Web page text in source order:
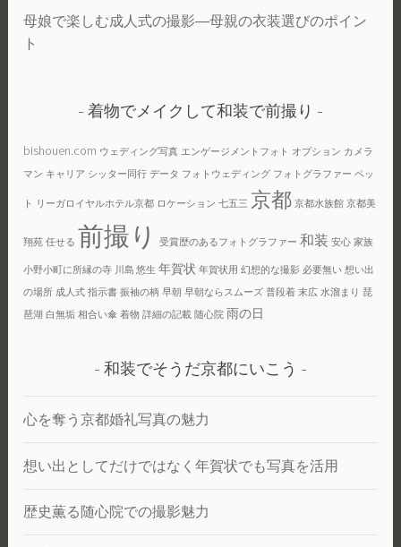
母娘で楽しむ成人式の撮影―母親の衣装選びのポイン
ト
着物でメイクして和装で前撮り
bishouen.com ウェディング写真 エンゲージメントフォト オプション カメラ
マン キャリア シッター同行 データ フォトウェディング フォトグラファー ペッ
ト リーガロイヤルホテル京都 ロケーション 七五三 京都 京都水族館 京都美
翔苑 任せる 前撮り 受賞歴のあるフォトグラファー 和装 安心 家族
小野小町に所縁の寺 川島 悠生 年賀状 年賀状用 幻想的な撮影 必要無い 想い出
の場所 成人式 指示書 振袖の柄 早朝 早朝ならスムーズ 普段着 末広 水溜まり 琵
琶湖 白無垢 相合い傘 着物 詳細の記載 随心院 雨の日
和装でそうだ京都にいこう
心を奪う京都婚礼写真の魅力
想い出としてだけではなく年賀状でも写真を活用
歴史薫る随心院での撮影魅力